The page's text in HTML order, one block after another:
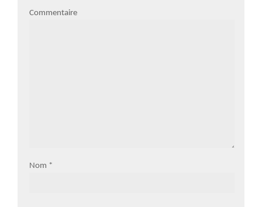
Commentaire
Nom *